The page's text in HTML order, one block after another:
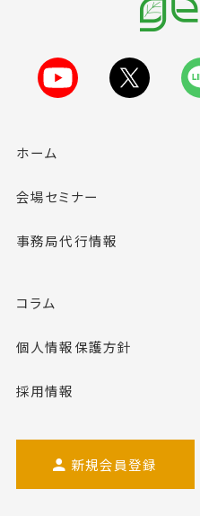
ホーム
会場セミナー
事務局代行情報
コラム
個人情報保護方針
採用情報
新規会員登録